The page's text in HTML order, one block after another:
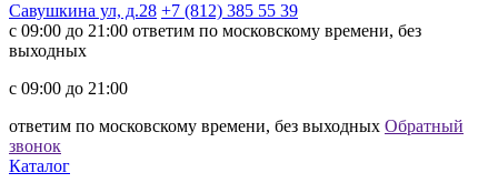
Савушкина ул, д.28 +7 (812) 385 55 39
c 09:00 до 21:00 ответим по московскому времени, без
выходных
c 09:00 до 21:00
ответим по московскому времени, без выходных Обратный
звонок
Каталог